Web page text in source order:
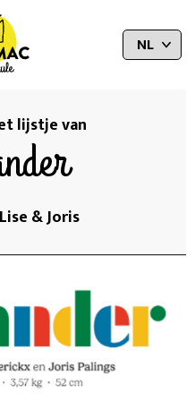
lijstje van
& Joris